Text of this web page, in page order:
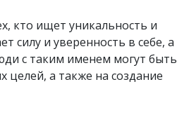
кто ищет уникальность и
силу и уверенность в себе, а
с таким именем могут быть
а также на создание